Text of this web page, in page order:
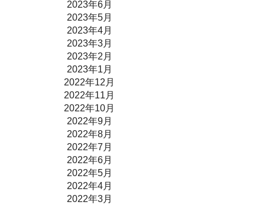
2023年6月
2023年5月
2023年4月
2023年3月
2023年2月
2023年1月
2022年12月
2022年11月
2022年10月
2022年9月
2022年8月
2022年7月
2022年6月
2022年5月
2022年4月
2022年3月